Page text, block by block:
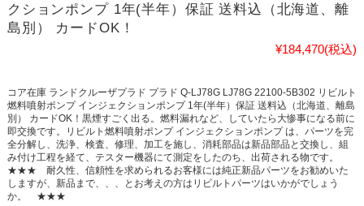
クションポンプ 1年(半年）保証 送料込（北海道、離
島別） カードOK！
¥184,470(税込)
コア在庫 ランドクルーザプラド プラド Q-LJ78G LJ78G 22100-5B302 リビルト
燃料噴射ポンプ インジェクションポンプ 1年(半年）保証 送料込（北海道、離島
別） カードOK！黒煙すごく出る。燃料漏れなど、していたら大惨事になる前に
即交換です。リビルト燃料噴射ポンプ インジェクションポンプ は、パーツを完
全分解し、洗浄、検査、修理、加工を施し、消耗部品は新品部品と交換し、組
み付け工程を経て、テスター機器にて測定をしたのち、出荷される物です。
★★★ 耐久性、信頼性を求められるお客様には純正新品パーツをお勧めいた
しますが、新品まで、、、とお考えの方はリビルトパーツはいかがでしょう
か。 ★★★